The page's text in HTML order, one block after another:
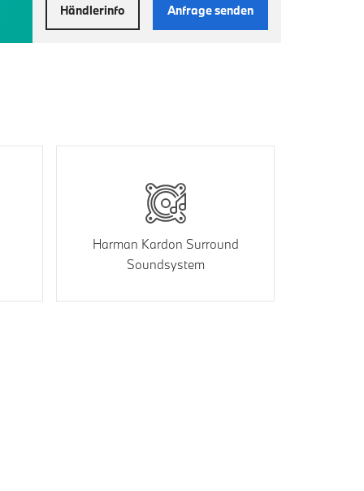
Händlerinfo Anfrage senden
Harman Kardon Surround
Soundsystem